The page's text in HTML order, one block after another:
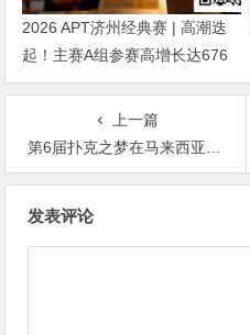
2026 APT济州经典赛 | 高潮迭
起！主赛A组参赛高增长达676
人次！中国选手 Tony Lin 逆袭
夺超级豪客赛冠军！
上一篇
第6届扑克之梦在马来西亚云顶开赛，开幕战865位选手参赛创人数新高
发表评论